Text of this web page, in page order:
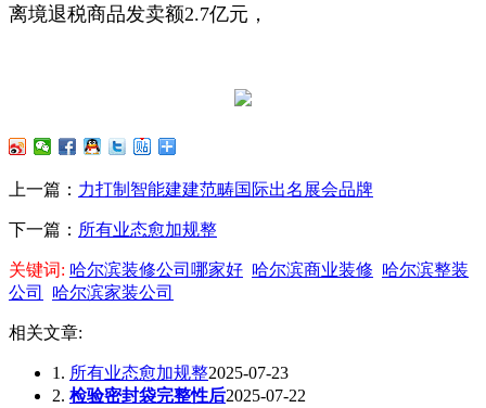
离境退税商品发卖额2.7亿元，
上一篇： 力打制智能建建范畴国际出名展会品牌
下一篇： 所有业态愈加规整
关键词: 哈尔滨装修公司哪家好 哈尔滨商业装修 哈尔滨整装
公司
哈尔滨家装公司
相关文章:
1. 所有业态愈加规整2025-07-23
2. 检验密封袋完整性后2025-07-22